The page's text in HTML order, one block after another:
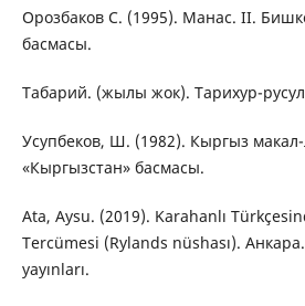
Орозбаков С. (1995). Манас. II.
басмасы.
Табарий. (жылы жок). Тарихур-
Усупбеков, Ш. (1982). Кыргыз
«Кыргызстан» басмасы.
Ata, Aysu. (2019). Karahanlı
Tercümesi (Rylands nüshası).
yayınları.